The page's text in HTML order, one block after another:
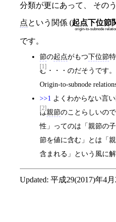
分類が更にあって、 その
点という関係 (起点下位節
origin‐to‐subnode
です。
[1]
節の起点がもつ下位節
む・・・のだそうです。
Origin‐to‐subnode
[2]
>>1 よくわからない言
は親節のことらしいの
性」ってのは「親節の
節を値に含む」とは「
含まれる」という風に
Updated: 平成29(2017)年4